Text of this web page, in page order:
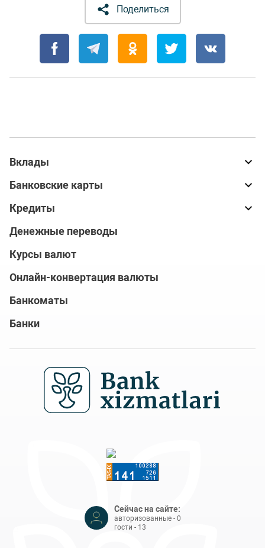
Поделиться
Вклады
Банковские карты
Кредиты
Денежные переводы
Курсы валют
Онлайн-конвертация валюты
Банкоматы
Банки
Сейчас на сайте:
авторизованные - 0
гости - 13